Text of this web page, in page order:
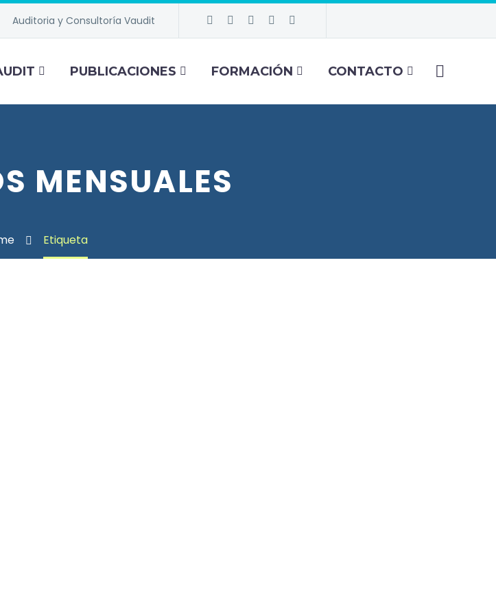
Auditoria y Consultoría Vaudit
PUBLICACIONES FORMACIÓN CONTACTO
MENSUALES
Etiqueta